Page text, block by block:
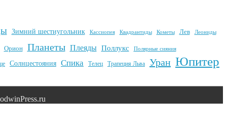
Зимний шестиугольник Кассиопея Квадрантиды Кометы Лев Леониды
Орион Планеты Плеяды Поллукс Полярные сияния
Солнцестояния Спика Телец Трапеция Льва Уран Юпитер